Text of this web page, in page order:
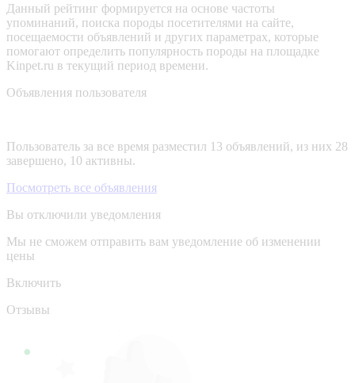
Данный рейтинг формируется на основе частоты
упоминаний, поиска породы посетителями на сайте,
посещаемости объявлений и других параметрах, которые
помогают определить популярность породы на площадке
Kinpet.ru в текущий период времени.
Объявления пользователя
Пользователь за все время разместил 13 объявлений, из них 28
завершено, 10 активны.
Посмотреть все объявления
Вы отключили уведомления
Мы не сможем отправить вам уведомление об изменении
цены
Включить
Отзывы